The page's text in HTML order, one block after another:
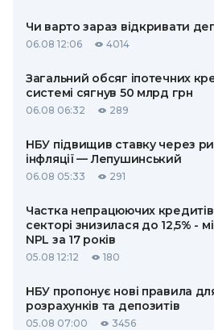
Чи варто зараз відкривати
06.08 12:06 4014
Загальний обсяг іпотечних
системі сягнув 50 млрд грн
06.08 06:32 289
НБУ підвищив ставку через
інфляції — Лепушинський
06.08 05:33 291
Частка непрацюючих кредитів
секторі знизилася до 12,5% -
NPL за 17 років
05.08 12:12 180
НБУ пропонує нові правила
розрахунків та депозитів
05.08 07:00 3456